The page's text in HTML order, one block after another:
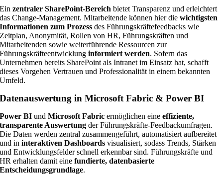
Einzentraler SharePoint-Bereich bietet Transparenz und erleichtert
das Change-Management. Mitarbeitende können hier diewichtigsten
Informationen zum Prozess des Führungskräftefeedbacks wie
Zeitplan, Anonymität, Rollen von HR, Führungskräften und
Mitarbeitenden sowie weiterführende Ressourcen zur
Führungskräfteentwicklung informiert werden. Sofern das
Unternehmen bereits SharePoint als Intranet im Einsatz hat, schafft
dieses Vorgehen Vertrauen und Professionalität in einem bekannten
Umfeld.
Datenauswertung in Microsoft Fabric & Power BI
Power BI undMicrosoft Fabric ermöglichen eineeffiziente,
transparente Auswertung der Führungskräfte-Feedbackumfragen.
Die Daten werden zentral zusammengeführt, automatisiert aufbereitet
und ininteraktiven Dashboards visualisiert, sodass Trends, Stärken
und Entwicklungsfelder schnell erkennbar sind. Führungskräfte und
HR erhalten damit einefundierte, datenbasierte
Entscheidungsgrundlage.